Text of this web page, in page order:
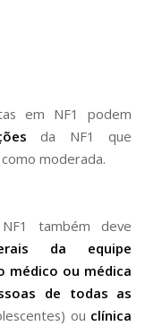
em NF1 podem
da NF1 que
moderada.
também deve
da
equipe
médico ou médica
de todas as
ou clínica